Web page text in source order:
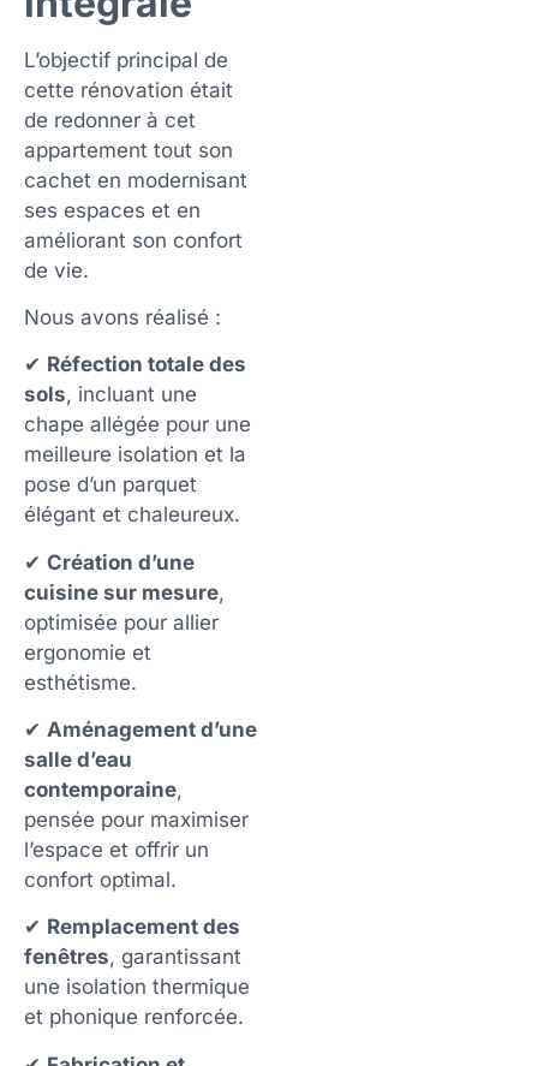
L’objectif principal de
cette rénovation était
de redonner à cet
appartement tout son
cachet en modernisant
ses espaces et en
améliorant son confort
de vie.
Nous avons réalisé :
✔ Réfection totale des
sols, incluant une
chape allégée pour une
meilleure isolation et la
pose d’un parquet
élégant et chaleureux.
✔ Création d’une
cuisine sur mesure,
optimisée pour allier
ergonomie et
esthétisme.
✔ Aménagement d’une
salle d’eau
contemporaine,
pensée pour maximiser
l’espace et offrir un
confort optimal.
✔ Remplacement des
fenêtres, garantissant
une isolation thermique
et phonique renforcée.